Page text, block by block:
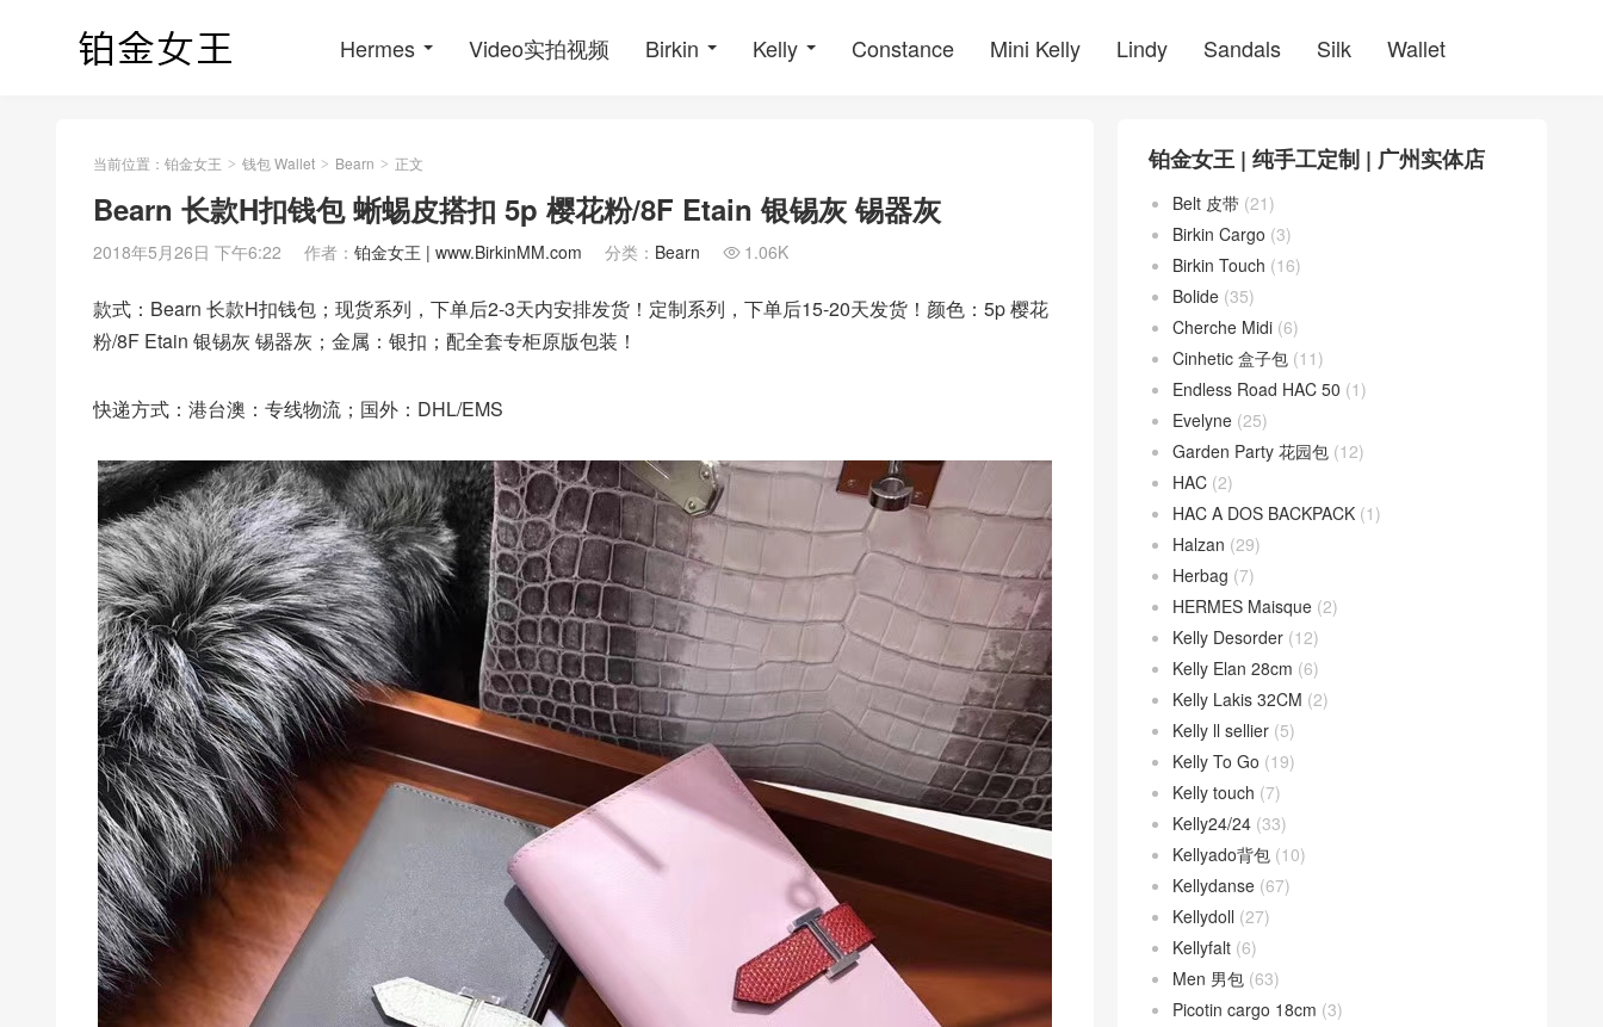
Hermes Video实拍视频 Birkin Kelly Constance Mini Kelly Lindy Sandals Silk Wallet
当前位置： 铂金女王 > 钱包 Wallet > Bearn > 正文
Bearn 长款H扣钱包 蜥蜴皮搭扣 5p 樱花粉/8F Etain 银锡灰 锡器灰
2018年5月26日 下午6:22 作者： 铂金女王 | www.BirkinMM.com 分类： Bearn  1.06K
款式：Bearn 长款H扣钱包；现货系列，下单后2-3天内安排发货！定制系列，下单后15-20天发货！颜色：5p 樱花
粉/8F Etain 银锡灰 锡器灰；金属：银扣；配全套专柜原版包装！
快递方式：港台澳：专线物流；国外：DHL/EMS
铂金女王 | 纯手工定制 | 广州实体店
Belt 皮带 (21)
Birkin Cargo (3)
Birkin Touch (16)
Bolide (35)
Cherche Midi (6)
Cinhetic 盒子包 (11)
Endless Road HAC 50 (1)
Evelyne (25)
Garden Party 花园包 (12)
HAC (2)
HAC A DOS BACKPACK (1)
Halzan (29)
Herbag (7)
HERMES Maisque (2)
Kelly Desorder (12)
Kelly Elan 28cm (6)
Kelly Lakis 32CM (2)
Kelly ll sellier (5)
Kelly To Go (19)
Kelly touch (7)
Kelly24/24 (33)
Kellyado背包 (10)
Kellydanse (67)
Kellydoll (27)
Kellyfalt (6)
Men 男包 (63)
Picotin cargo 18cm (3)